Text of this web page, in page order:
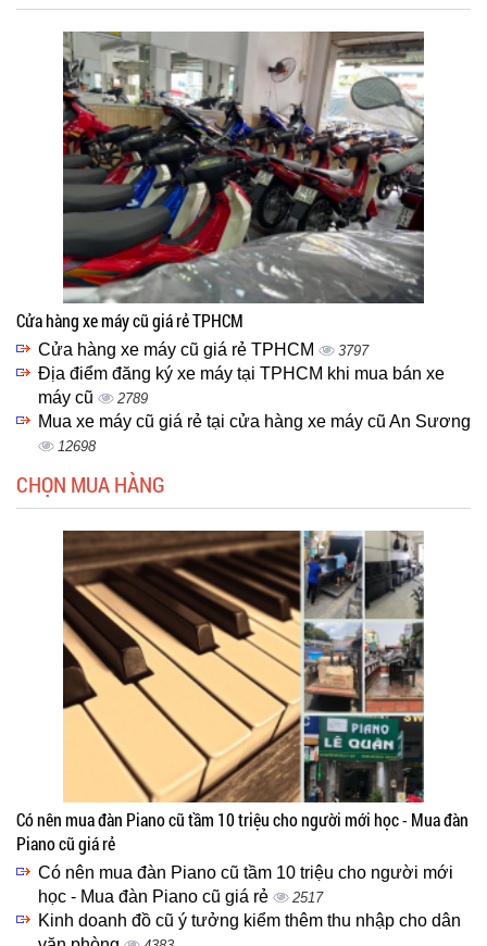
Cửa hàng xe máy cũ giá rẻ TPHCM
Cửa hàng xe máy cũ giá rẻ TPHCM 3797
Địa điểm đăng ký xe máy tại TPHCM khi mua bán xe
máy cũ
2789
Mua xe máy cũ giá rẻ tại cửa hàng xe máy cũ An Sương
12698
CHỌN MUA HÀNG
Có nên mua đàn Piano cũ tầm 10 triệu cho người mới học - Mua đàn
Piano cũ giá rẻ
Có nên mua đàn Piano cũ tầm 10 triệu cho người mới
học - Mua đàn Piano cũ giá rẻ
2517
Kinh doanh đồ cũ ý tưởng kiểm thêm thu nhập cho dân